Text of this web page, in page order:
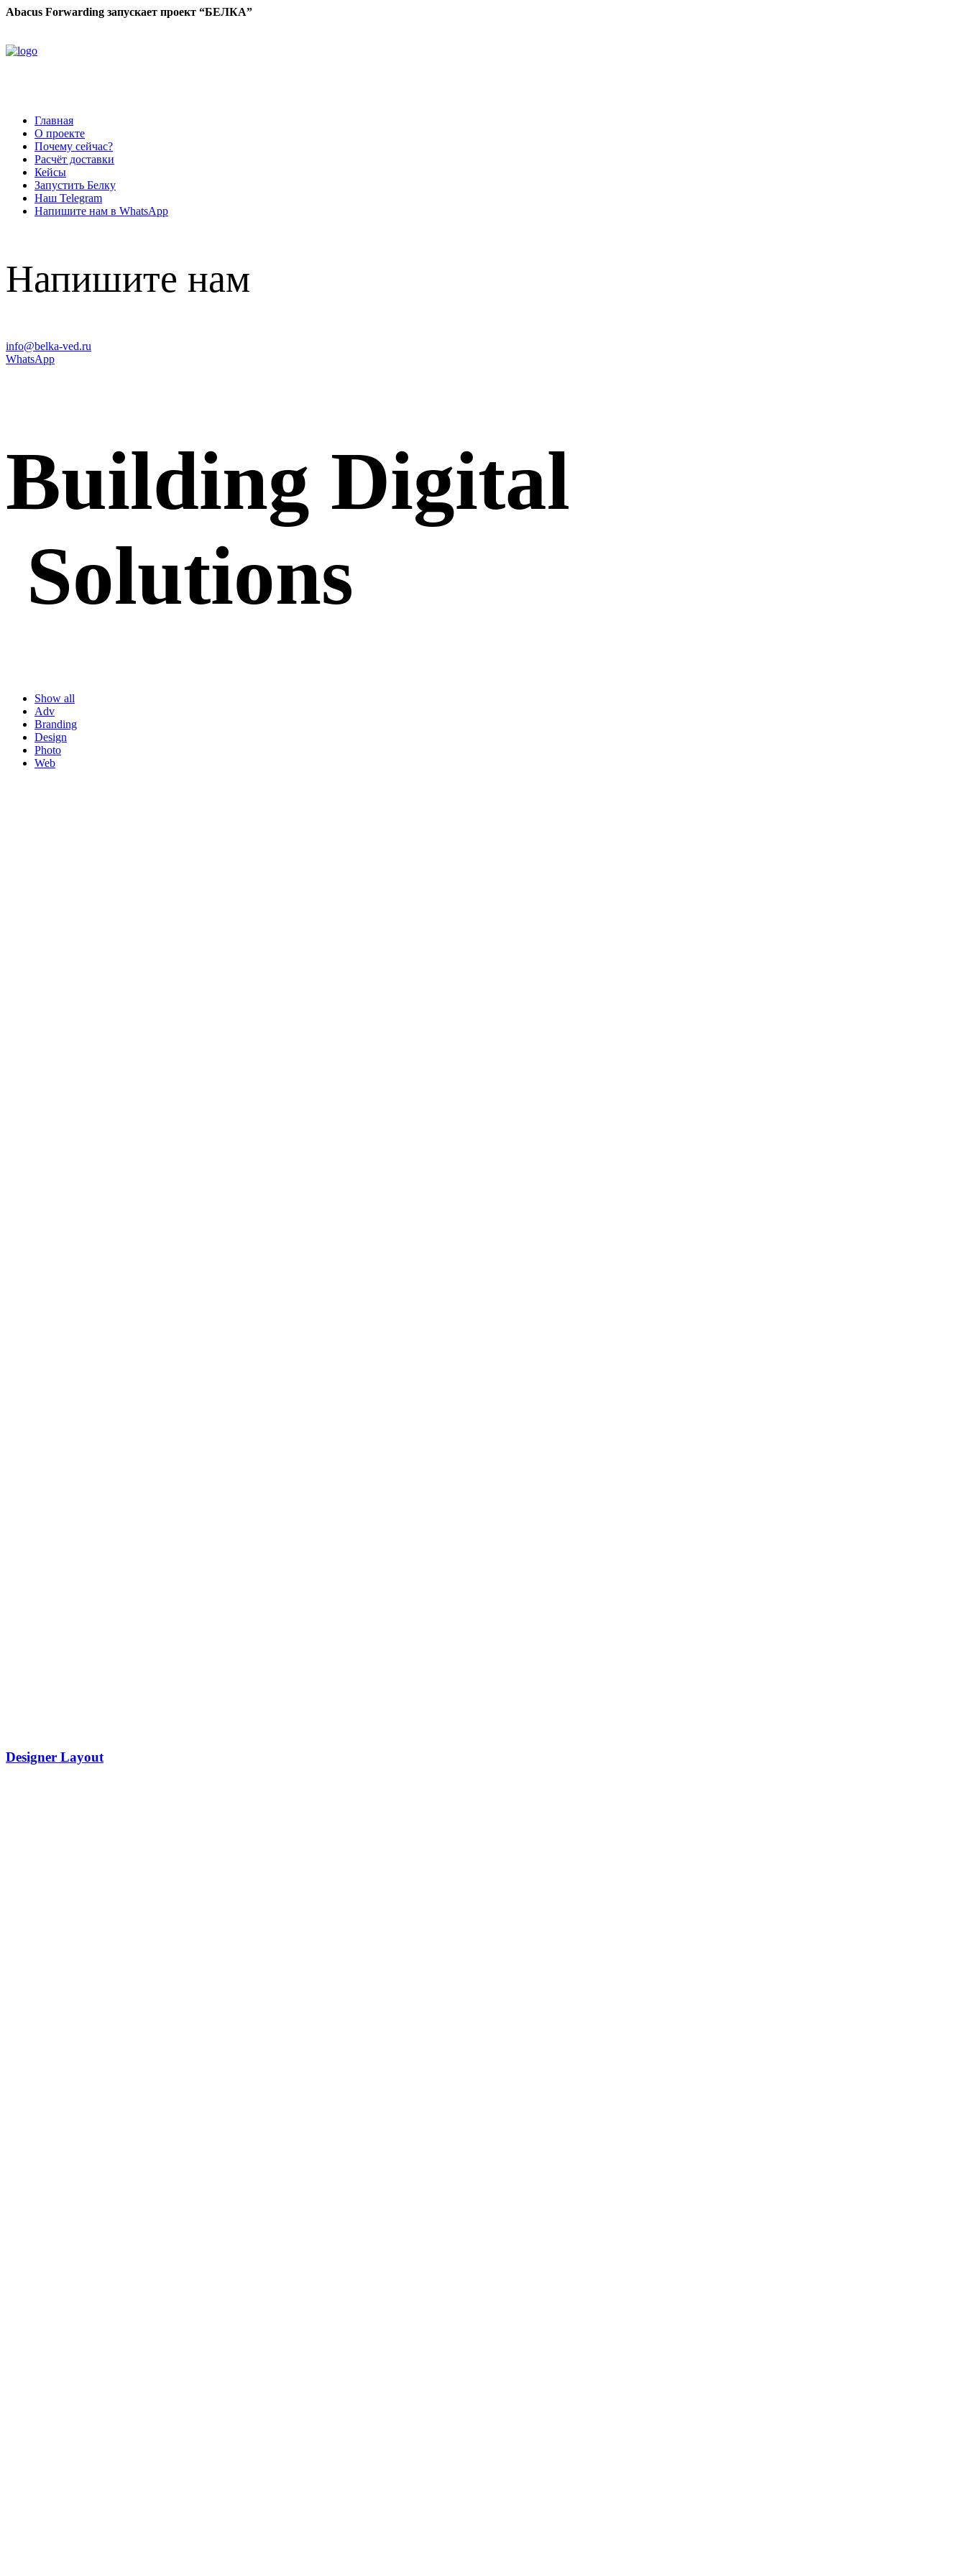
Abacus Forwarding запускает проект “БЕЛКА”
Главная
О проекте
Почему сейчас?
Расчёт доставки
Кейсы
Запустить Белку
Наш Telegram
Напишите нам в WhatsApp
Напишите нам
info@belka-ved.ru
WhatsApp
Building Digital
Solutions
Show all
Adv
Branding
Design
Photo
Web
Designer Layout